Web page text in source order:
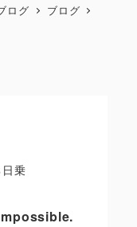
ログ
ブログ
乗